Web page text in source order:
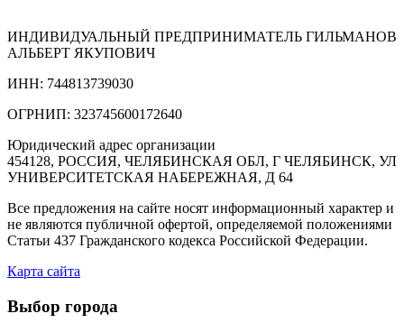
ИНДИВИДУАЛЬНЫЙ ПРЕДПРИНИМАТЕЛЬ ГИЛЬМАНОВ
АЛЬБЕРТ ЯКУПОВИЧ
ИНН: 744813739030
ОГРНИП: 323745600172640
Юридический адрес организации
454128, РОССИЯ, ЧЕЛЯБИНСКАЯ ОБЛ, Г ЧЕЛЯБИНСК, УЛ
УНИВЕРСИТЕТСКАЯ НАБЕРЕЖНАЯ, Д 64
Все предложения на сайте носят информационный характер и
не являются публичной офертой, определяемой положениями
Статьи 437 Гражданского кодекса Российской Федерации.
Карта сайта
Выбор города